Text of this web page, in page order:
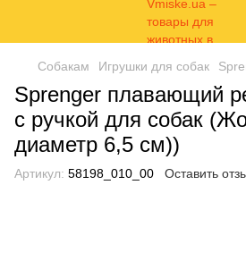
Собакам Игрушки для собак
Sprenger плавающий
с ручкой для собак
диаметр 6,5 см))
Артикул: 58198_010_00 Оставить